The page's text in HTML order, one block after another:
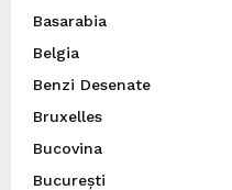
Basarabia
Belgia
Benzi Desenate
Bruxelles
Bucovina
București